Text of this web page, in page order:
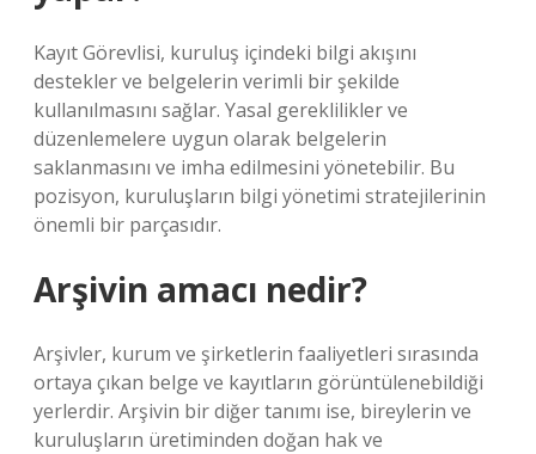
Kayıt Görevlisi, kuruluş içindeki bilgi akışını
destekler ve belgelerin verimli bir şekilde
kullanılmasını sağlar. Yasal gereklilikler ve
düzenlemelere uygun olarak belgelerin
saklanmasını ve imha edilmesini yönetebilir. Bu
pozisyon, kuruluşların bilgi yönetimi stratejilerinin
önemli bir parçasıdır.
Arşivin amacı nedir?
Arşivler, kurum ve şirketlerin faaliyetleri sırasında
ortaya çıkan belge ve kayıtların görüntülenebildiği
yerlerdir. Arşivin bir diğer tanımı ise, bireylerin ve
kuruluşların üretiminden doğan hak ve